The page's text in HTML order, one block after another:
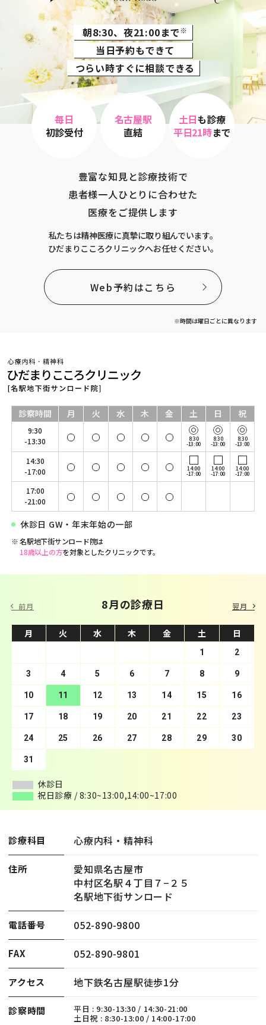
朝8:30、夜21:00まで※
当日予約もできて
つらい時すぐに相談できる
毎日
初診受付
名古屋駅
直結
土日も診療
平日21時まで
豊富な知見と診療技術で
患者様一人ひとりに合わせた
医療をご提供します
私たちは精神医療に真摯に取り組んでいます。
ひだまりこころクリニックへお任せください。
Web予約はこちら
※時間は曜日ごとに異なります
診察時間 月 火 水 木 金 土 日 祝
9:30
-13:30
8:30
-13:00
8:30
-13:00
8:30
-13:00
14:30
-17:00
14:00
-17:00
14:00
-17:00
14:00
-17:00
17:00
-21:00
休診日 GW・年末年始の一部
名駅地下街サンロード院は
18歳以上の方を対象としたクリニックです。
前月 8月の診療日
月 火 水 木 金 土 日
1 2
3 4 5 6 7 8 9
10 11 12 13 14 15 16
17 18 19 20 21 22 23
24 25 26 27 28 29 30
31
休診日
祝日診療 / 8:30~13:00,14:00~17:00
9 月の診療日
月 火 水 木 金 土 日
5 6
7 8 9 10 11 12 13
14 15 16 17 18 19 20
21 22 23 24 25 26 27
28 29 30
休診日
祝日診療 / 8:30~13:00,14:00~17:00
翌月
診療科目 心療内科・精神科
住所
愛知県名古屋市
中村区名駅４丁目７−２５
名駅地下街サンロード
電話番号 052-890-9800
FAX 052-890-9801
アクセス 地下鉄名古屋駅徒歩1分
診察時間
平日 : 9:30-13:30 / 14:30-21:00
土日祝 : 8:30-13:00 / 14:00-17:00